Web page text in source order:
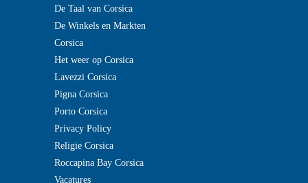
De Taal van Corsica
De Winkels en Markten
Corsica
Het weer op Corsica
Lavezzi Corsica
Pigna Corsica
Porto Corsica
Privacy Policy
Religie Corsica
Roccapina Bay Corsica
Vacatures